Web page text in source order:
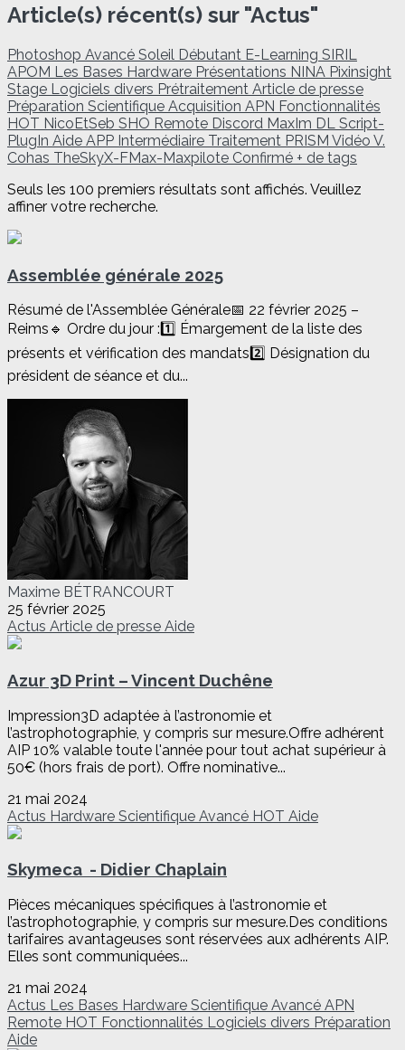
Article(s) récent(s) sur "Actus"
Photoshop Avancé Soleil Débutant E-Learning SIRIL
APOM Les Bases Hardware Présentations NINA Pixinsight
Stage Logiciels divers Prétraitement Article de presse
Préparation Scientifique Acquisition APN Fonctionnalités
HOT NicoEtSeb SHO Remote Discord MaxIm DL Script-
PlugIn Aide APP Intermédiaire Traitement PRISM Vidéo V.
Cohas TheSkyX-FMax-Maxpilote Confirmé + de tags
Seuls les 100 premiers résultats sont affichés. Veuillez
affiner votre recherche.
Assemblée générale 2025
Résumé de l'Assemblée Générale📅 22 février 2025 –
Reims🔹 Ordre du jour :1️⃣ Émargement de la liste des
présents et vérification des mandats2️⃣ Désignation du
président de séance et du...
Maxime BÉTRANCOURT
25 février 2025
Actus Article de presse Aide
Azur 3D Print – Vincent Duchêne
Impression3D adaptée à l’astronomie et
l’astrophotographie, y compris sur mesure.Offre adhérent
AIP 10% valable toute l'année pour tout achat supérieur à
50€ (hors frais de port). Offre nominative...
21 mai 2024
Actus Hardware Scientifique Avancé HOT Aide
Skymeca - Didier Chaplain
Pièces mécaniques spécifiques à l’astronomie et
l’astrophotographie, y compris sur mesure.Des conditions
tarifaires avantageuses sont réservées aux adhérents AIP.
Elles sont communiquées...
21 mai 2024
Actus Les Bases Hardware Scientifique Avancé APN
Remote HOT Fonctionnalités Logiciels divers Préparation
Aide